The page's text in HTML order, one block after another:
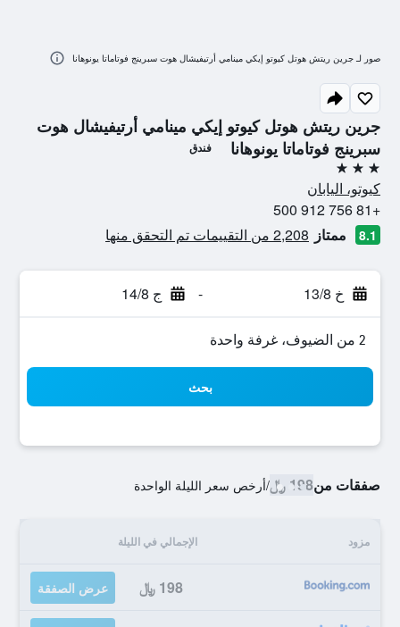
جرين ريتش هوتل كيوتو إيكي مينامي أرتيفيشال هوت
سبرينج فوتاماتا يونوهانا
فندق
3 نجوم
كيوتو، اليابان
+81 756 912 500
8.1 ممتاز 2,208 من التقييمات تم التحقق منها
خ 13/8 - ج 14/8
2 من الضيوف، غرفة واحدة
بحث
صفقات من198 ﷼ /أرخص سعر الليلة الواحدة
مزود الإجمالي في الليلة
198 ﷼ عرض الصفقة
صور لـ جرين ريتش هوتل كيوتو إيكي مينامي أرتيفيشال هوت سبرينج فوتاماتا يونوهانا